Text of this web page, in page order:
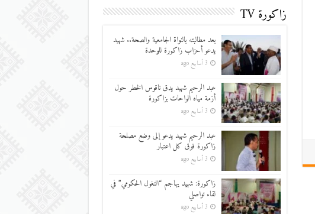
زاكورة TV
بعد مطالبته بالنواة الجامعية والصحة.. شهيد
يدعو أحزاب زاكورة للوحدة
3 أسابيع ago
عبد الرحيم شهيد يدق ناقوس الخطر حول
أزمة مياه الواحات بزاكورة
3 أسابيع ago
عبد الرحيم شهيد يدعو إلى وضع مصلحة
زاكورة فوق كل اعتبار
3 أسابيع ago
زاكورة: شهيد يهاجم “التغول الحكومي” في
لقاء تواصلي
3 أسابيع ago